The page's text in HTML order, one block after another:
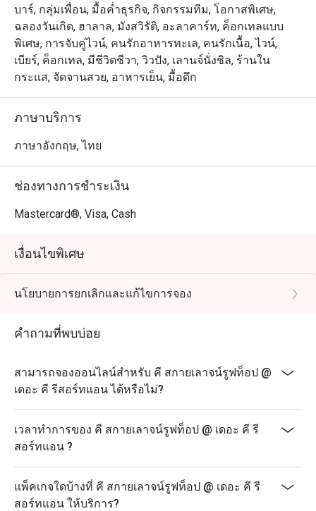
เมนูที่แนะนำให้ลอง ได้แก่ ปลาหิมะทอดเสิรฟ์พร้อมมันบด
ซอสทรัฟเฟิลและหอยเชลล์ย่างเสิร์ฟพร้อมซอสสไตล์ภาคใต้
รวมถึงซี่โครงหมูบาร์บีคิวสไตล์ใต้
บาร์, กลุ่มเพื่อน, มื้อค่ำธุรกิจ, กิจกรรมทีม, โอกาสพิเศษ,
ฉลองวันเกิด, ฮาลาล, มังสวิรัติ, อะลาคาร์ท, ค็อกเทลแบบ
พิเศษ, การจับคู่ไวน์, คนรักอาหารทะเล, คนรักเนื้อ, ไวน์,
เบียร์, ค็อกเทล, มีชีวิตชีวา, วิวปัง, เลานจ์นั่งชิล, ร้านใน
กระแส, จัดจานสวย, อาหารเย็น, มื้อดึก
ภาษาบริการ
ภาษาอังกฤษ, ไทย
ช่องทางการชำระเงิน
Mastercard®, Visa, Cash
เงื่อนไขพิเศษ
นโยบายการยกเลิกและแก้ไขการจอง
คำถามที่พบบ่อย
สามารถจองออนไลน์สำหรับ คี สกายเลาจน์รูฟท็อป @
เดอะ คี รีสอร์ทแอน ได้หรือไม่?
เวลาทำการของ คี สกายเลาจน์รูฟท็อป @ เดอะ คี รี
สอร์ทแอน ?
แพ็คเกจใดบ้างที่ คี สกายเลาจน์รูฟท็อป @ เดอะ คี รี
สอร์ทแอน ให้บริการ?